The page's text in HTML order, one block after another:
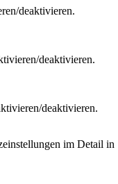
deaktivieren.
deaktivieren.
deaktivieren.
im Detail in